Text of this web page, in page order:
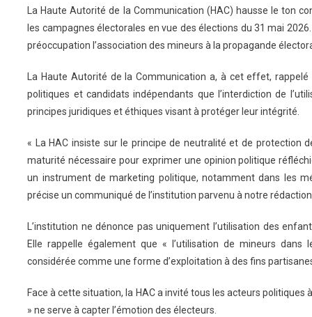
La Haute Autorité de la Communication (HAC) hausse le ton
les campagnes électorales en vue des élections du 31 mai
préoccupation l’association des mineurs à la propagande
La Haute Autorité de la Communication a, à cet effet,
politiques et candidats indépendants que l’interdiction de
principes juridiques et éthiques visant à protéger leur intégrité.
« La HAC insiste sur le principe de neutralité et de protection
maturité nécessaire pour exprimer une opinion politique
un instrument de marketing politique, notamment dans les
précise un communiqué de l’institution parvenu à notre
L’institution ne dénonce pas uniquement l’utilisation des
Elle rappelle également que « l’utilisation de mineurs dans
considérée comme une forme d’exploitation à des fins
Face à cette situation, la HAC a invité tous les acteurs politiques
» ne serve à capter l’émotion des électeurs.